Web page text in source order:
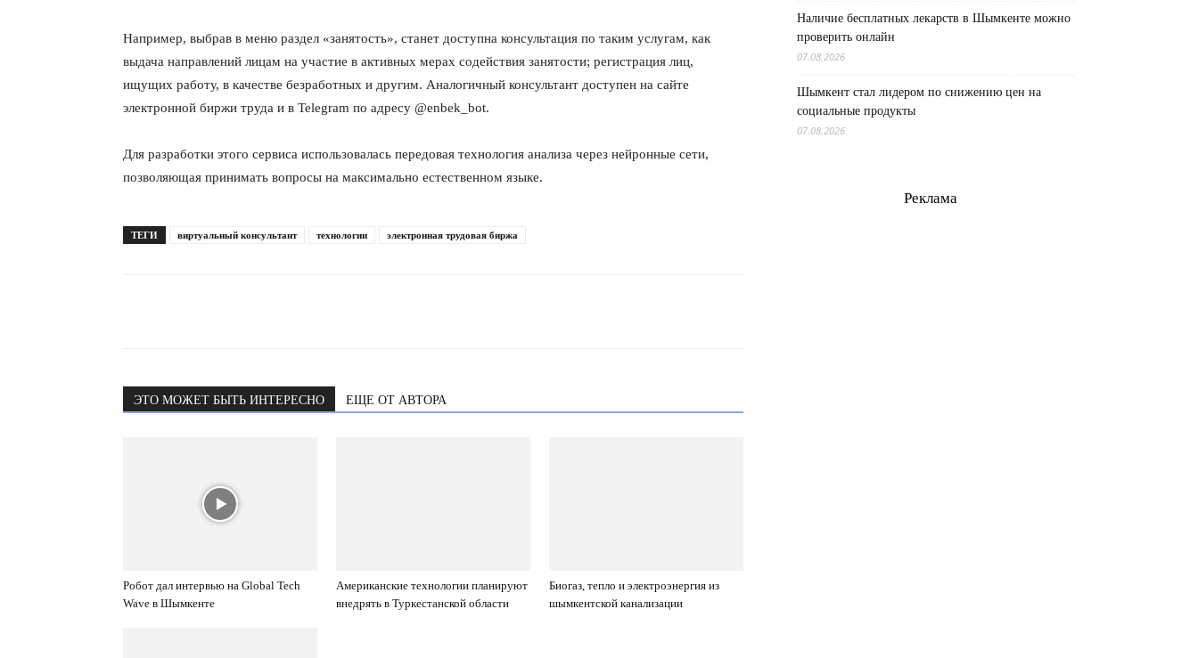
Например, выбрав в меню раздел «занятость», станет доступна консультация по таким услугам, как
выдача направлений лицам на участие в активных мерах содействия занятости; регистрация лиц,
ищущих работу, в качестве безработных и другим. Аналогичный консультант доступен на сайте
электронной биржи труда и в Telegram по адресу @enbek_bot.
Для разработки этого сервиса использовалась передовая технология анализа через нейронные сети,
позволяющая принимать вопросы на максимально естественном языке.
ТЕГИ виртуальный консультант технологии электронная трудовая биржа
ЭТО МОЖЕТ БЫТЬ ИНТЕРЕСНО ЕЩЕ ОТ АВТОРА
Робот дал интервью на Global Tech
Wave в Шымкенте
Американские технологии планируют
внедрять в Туркестанской области
Биогаз, тепло и электроэнергия из
шымкентской канализации
Наличие бесплатных лекарств в Шымкенте можно
проверить онлайн
07.08.2026
Шымкент стал лидером по снижению цен на
социальные продукты
07.08.2026
Реклама